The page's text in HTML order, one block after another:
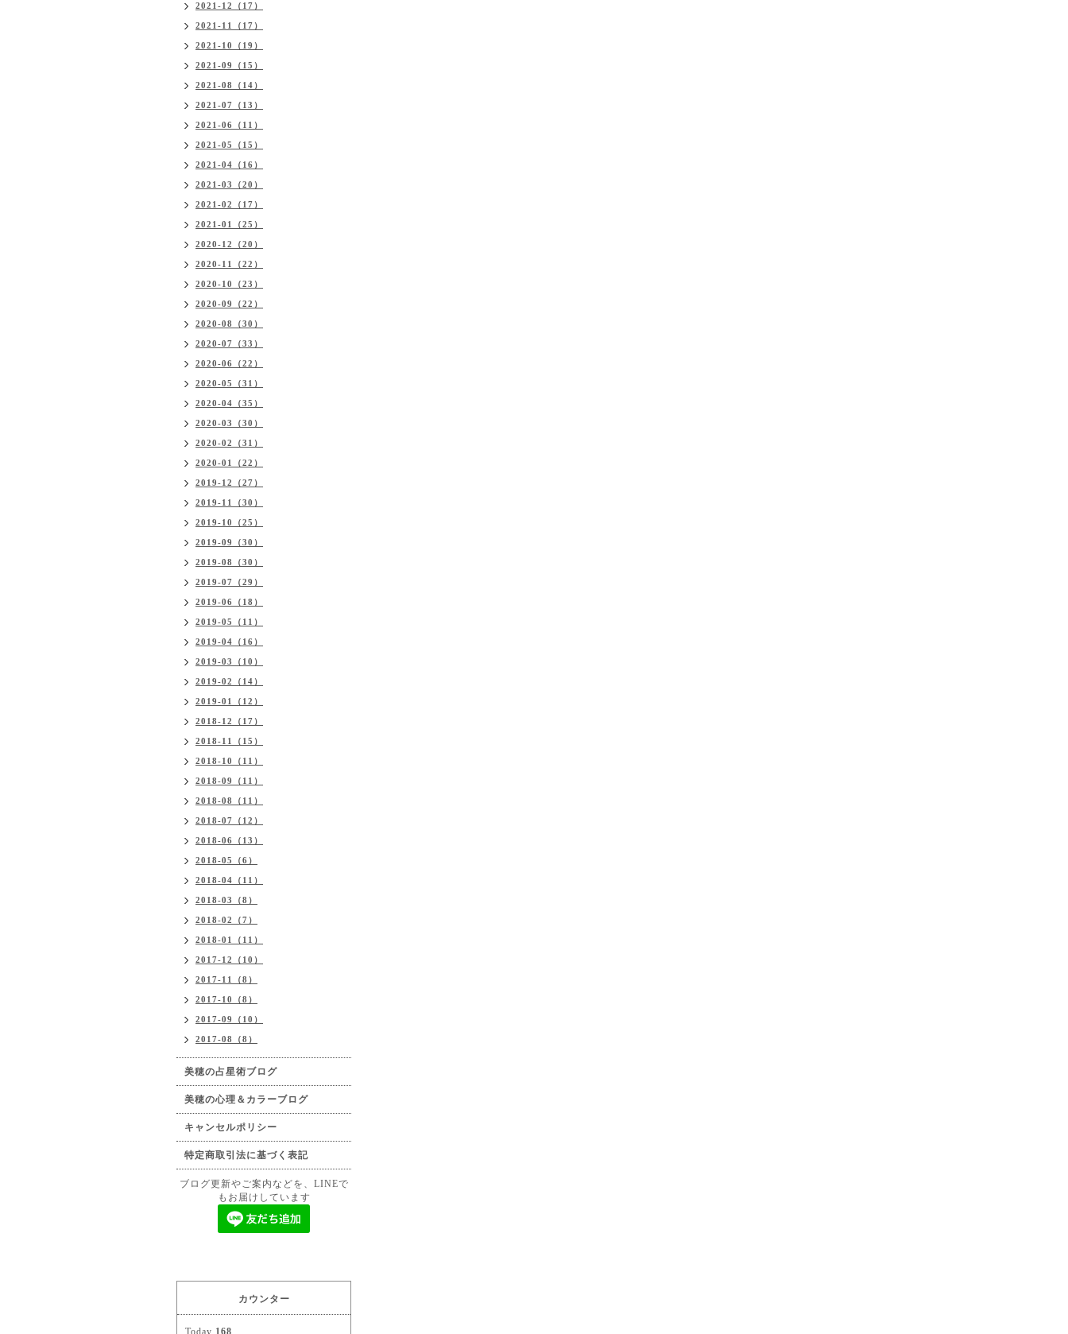
2021-12（17）
2021-11（17）
2021-10（19）
2021-09（15）
2021-08（14）
2021-07（13）
2021-06（11）
2021-05（15）
2021-04（16）
2021-03（20）
2021-02（17）
2021-01（25）
2020-12（20）
2020-11（22）
2020-10（23）
2020-09（22）
2020-08（30）
2020-07（33）
2020-06（22）
2020-05（31）
2020-04（35）
2020-03（30）
2020-02（31）
2020-01（22）
2019-12（27）
2019-11（30）
2019-10（25）
2019-09（30）
2019-08（30）
2019-07（29）
2019-06（18）
2019-05（11）
2019-04（16）
2019-03（10）
2019-02（14）
2019-01（12）
2018-12（17）
2018-11（15）
2018-10（11）
2018-09（11）
2018-08（11）
2018-07（12）
2018-06（13）
2018-05（6）
2018-04（11）
2018-03（8）
2018-02（7）
2018-01（11）
2017-12（10）
2017-11（8）
2017-10（8）
2017-09（10）
2017-08（8）
美穂の占星術ブログ
美穂の心理＆カラーブログ
キャンセルポリシー
特定商取引法に基づく表記
ブログ更新やご案内などを、LINEで
もお届けしています
カウンター
Today 168